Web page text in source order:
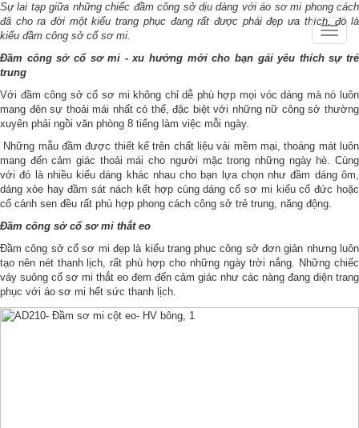
Sự lai tạp giữa những chiếc đầm công sở dịu dàng với áo sơ mi phong cách
đã cho ra đời một kiểu trang phục đang rất được phái đẹp ưa thích, đó là
kiểu đầm công sở cổ sơ mi.
Đầm công sở cổ sơ mi - xu hướng mới cho bạn gái yêu thích sự trẻ
trung
Với đầm công sở cổ sơ mi không chỉ dễ phù hợp mọi vóc dáng mà nó luôn
mang đên sự thoải mái nhất có thể, đặc biệt với những nữ công sở thường
xuyên phải ngồi văn phòng 8 tiếng làm việc mỗi ngày.
Những mẫu đầm được thiết kế trên chất liệu vải mềm mại, thoáng mát luôn
mang đến cảm giác thoải mái cho người mặc trong những ngày hè. Cùng
với đó là nhiều kiểu dáng khác nhau cho bạn lựa chọn như đầm dáng ôm,
dáng xòe hay đầm sát nách kết hợp cùng dáng cổ sơ mi kiểu cổ đức hoặc
cổ cánh sen đều rất phù hợp phong cách công sở trẻ trung, năng động.
Đầm công sở cổ sơ mi thắt eo
Đầm công sở cổ sơ mi đẹp là kiểu trang phục công sở đơn giản nhưng luôn
tạo nên nét thanh lịch, rất phù hợp cho những ngày trời nắng. Những chiếc
váy suông cổ sơ mi thắt eo đem đến cảm giác như các nàng đang diện trang
phục với áo sơ mi hết sức thanh lịch.
Toggle